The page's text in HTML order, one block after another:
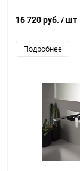
16 720 руб. / шт
Подробнее